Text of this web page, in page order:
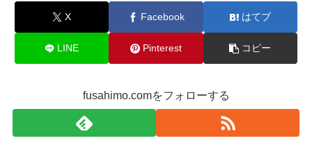
X Facebook はてブ
LINE Pinterest コピー
fusahimo.comをフォローする